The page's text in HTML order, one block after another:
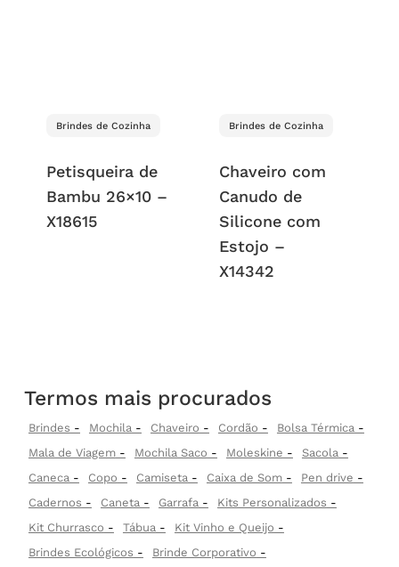
Brindes de Cozinha
Petisqueira de
Bambu 26×10 –
X18615
Brindes de Cozinha
Chaveiro com
Canudo de
Silicone com
Estojo –
X14342
Termos mais procurados
Brindes Mochila Chaveiro Cordão
Bolsa Térmica
Mala de Viagem
Mochila Saco Moleskine
Sacola
Caneca
Copo Camiseta Caixa de Som
Pen drive
Cadernos
Caneta Garrafa
Kits Personalizados
Kit Churrasco
Tábua
Kit Vinho e Queijo
Brindes Ecológicos
Brinde Corporativo